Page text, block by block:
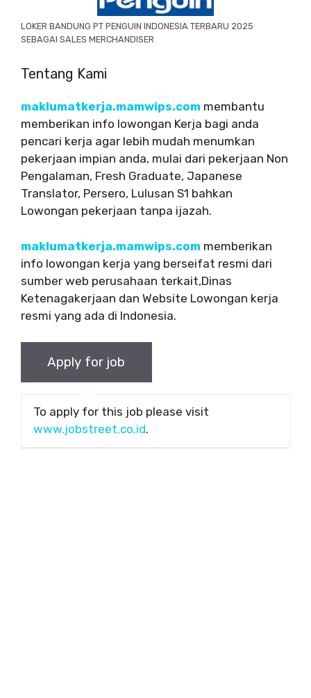
LOKER BANDUNG PT PENGUIN INDONESIA TERBARU 2025
SEBAGAI SALES MERCHANDISER
Tentang Kami
maklumatkerja.mamwips.com membantu
memberikan info lowongan Kerja bagi anda
pencari kerja agar lebih mudah menumkan
pekerjaan impian anda, mulai dari pekerjaan Non
Pengalaman, Fresh Graduate, Japanese
Translator, Persero, Lulusan S1 bahkan
Lowongan pekerjaan tanpa ijazah.
maklumatkerja.mamwips.com memberikan
info lowongan kerja yang berseifat resmi dari
sumber web perusahaan terkait,Dinas
Ketenagakerjaan dan Website Lowongan kerja
resmi yang ada di Indonesia.
To apply for this job please visit
www.jobstreet.co.id.